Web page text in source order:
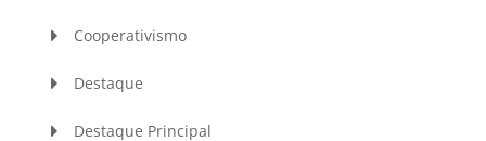
Cooperativismo
Destaque
Destaque Principal